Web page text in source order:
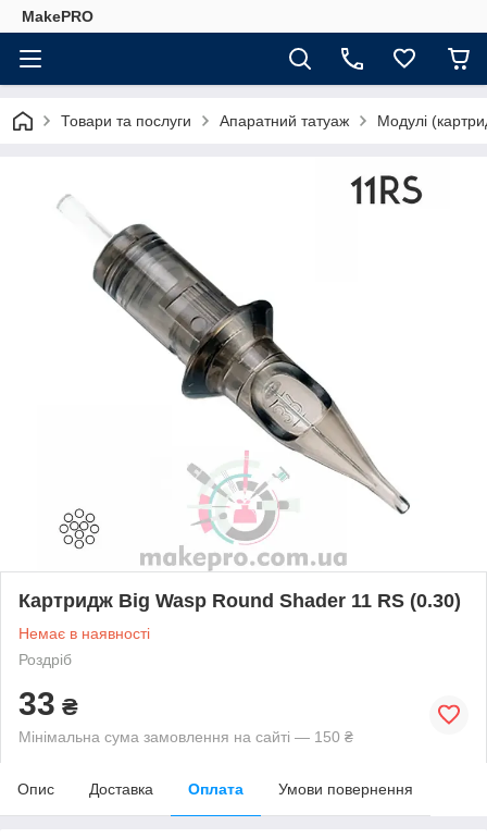
MakePRO
Товари та послуги Апаратний татуаж Модулі
Картридж Big Wasp Round Shader 11 RS (0.30)
Немає в наявності
Роздріб
33 ₴
Мінімальна сума замовлення на сайті — 150 ₴
Опис Доставка Оплата Умови повернення